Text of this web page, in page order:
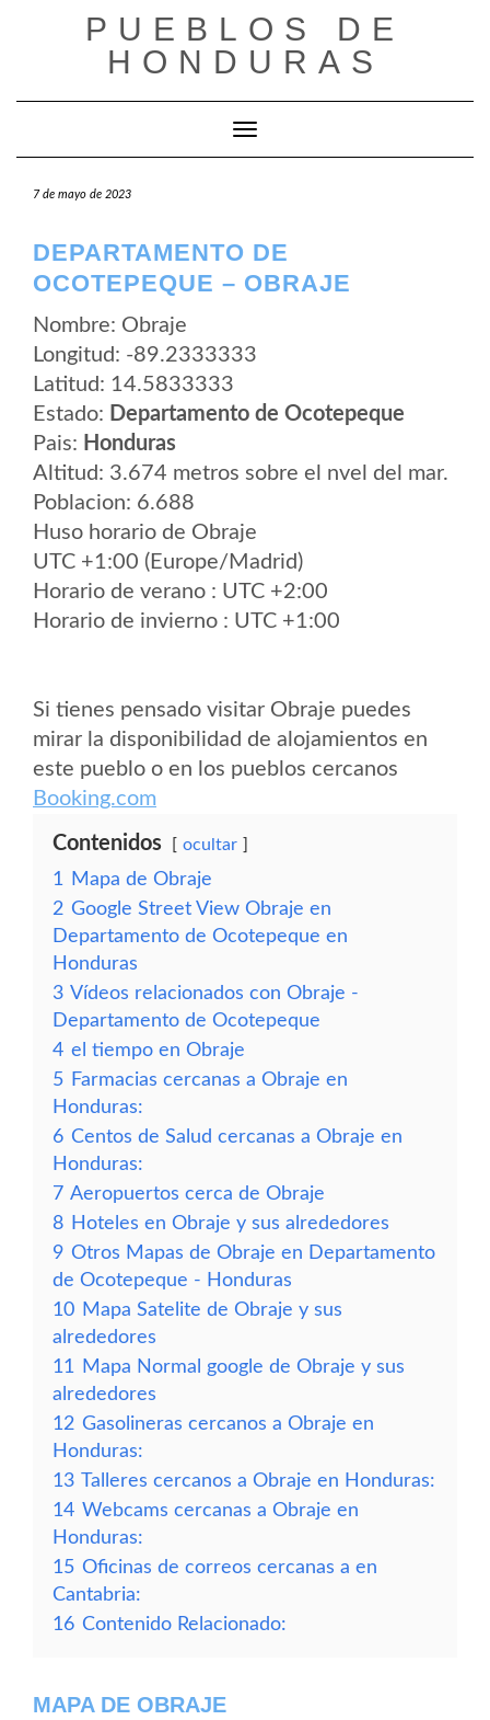
PUEBLOS DE
HONDURAS
Cambiar modo de navegación
7 de mayo de 2023
DEPARTAMENTO DE
OCOTEPEQUE – OBRAJE
Nombre: Obraje
Longitud: -89.2333333
Latitud: 14.5833333
Estado: Departamento de Ocotepeque
Pais: Honduras
Altitud: 3.674 metros sobre el nvel del mar.
Poblacion: 6.688
Huso horario de Obraje
UTC +1:00 (Europe/Madrid)
Horario de verano : UTC +2:00
Horario de invierno : UTC +1:00
Si tienes pensado visitar Obraje puedes
mirar la disponibilidad de alojamientos en
este pueblo o en los pueblos cercanos
Booking.com
Contenidos ocultar
1
Mapa de Obraje
2 Google Street View Obraje en
Departamento de Ocotepeque en
Honduras
3 Vídeos relacionados con Obraje -
Departamento de Ocotepeque
4 el tiempo en Obraje
5 Farmacias cercanas a Obraje en
Honduras:
6 Centos de Salud cercanas a Obraje en
Honduras:
7 Aeropuertos cerca de Obraje
8 Hoteles en Obraje y sus alrededores
9 Otros Mapas de Obraje en Departamento
de Ocotepeque - Honduras
10 Mapa Satelite de Obraje y sus
alrededores
11
Mapa Normal google de Obraje y sus
alrededores
12 Gasolineras cercanos a Obraje en
Honduras:
13 Talleres cercanos a Obraje en Honduras:
14 Webcams cercanas a Obraje en
Honduras:
15 Oficinas de correos cercanas a en
Cantabria:
16 Contenido Relacionado:
MAPA DE OBRAJE